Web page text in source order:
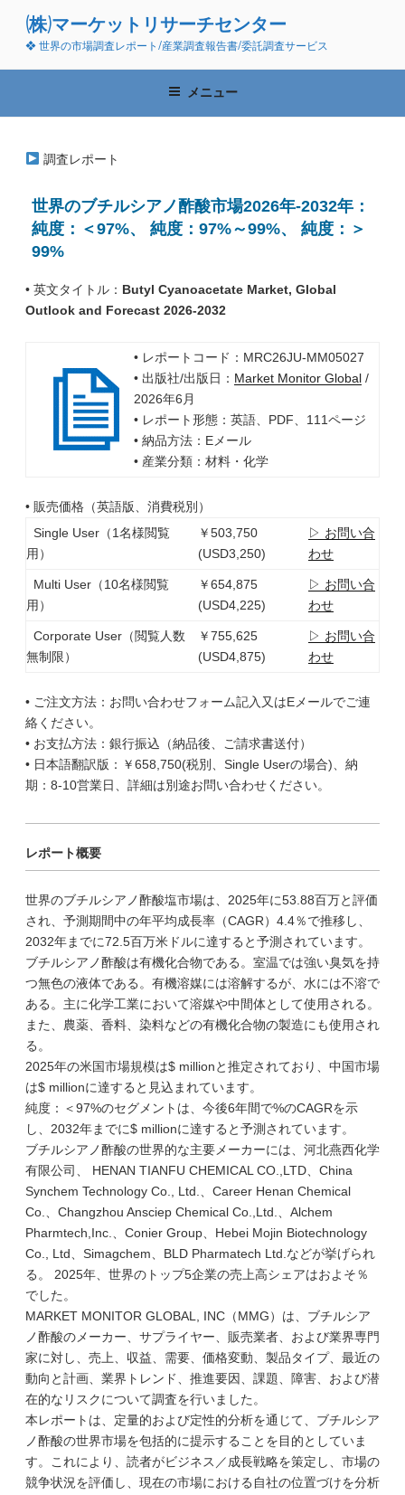
ン
(株)マーケットリサーチセンター
❖ 世界の市場調査レポート/産業調査報告書/委託調査サービス
メニュー
調査レポート
世界のブチルシアノ酢酸市場2026年-2032年：
純度：＜97%、 純度：97%～99%、 純度：＞
99%
• 英文タイトル： Butyl Cyanoacetate Market, Global
Outlook and Forecast 2026-2032
• レポートコード：MRC26JU-MM05027
• 出版社/出版日： Market Monitor Global/
2026年6月
• レポート形態：英語、PDF、111ページ
• 納品方法：Eメール
• 産業分類：材料・化学
• 販売価格（英語版、消費税別）
Single User（1名様閲覧
用）
￥503,750
(USD3,250)
▷ お問い合
わせ
Multi User（10名様閲覧
用）
￥654,875
(USD4,225)
▷ お問い合
わせ
Corporate User（閲覧人数
無制限）
￥755,625
(USD4,875)
▷ お問い合
わせ
• ご注文方法：お問い合わせフォーム記入又はEメールでご連
絡ください。
• お支払方法：銀行振込（納品後、ご請求書送付）
• 日本語翻訳版：￥658,750(税別、Single Userの場合)、納
期：8-10営業日、詳細は別途お問い合わせください。
レポート概要
世界のブチルシアノ酢酸塩市場は、2025年に53.88百万と評価
され、予測期間中の年平均成長率（CAGR）4.4％で推移し、
2032年までに72.5百万米ドルに達すると予測されています。
ブチルシアノ酢酸は有機化合物である。室温では強い臭気を持
つ無色の液体である。有機溶媒には溶解するが、水には不溶で
ある。主に化学工業において溶媒や中間体として使用される。
また、農薬、香料、染料などの有機化合物の製造にも使用され
る。
2025年の米国市場規模は$ millionと推定されており、中国市場
は$ millionに達すると見込まれています。
純度：＜97%のセグメントは、今後6年間で%のCAGRを示
し、2032年までに$ millionに達すると予測されています。
ブチルシアノ酢酸の世界的な主要メーカーには、河北燕西化学
有限公司、 HENAN TIANFU CHEMICAL CO.,LTD、China
Synchem Technology Co., Ltd.、Career Henan Chemical
Co.、Changzhou Ansciep Chemical Co.,Ltd.、Alchem
Pharmtech,Inc.、Conier Group、Hebei Mojin Biotechnology
Co., Ltd、Simagchem、BLD Pharmatech Ltd.などが挙げられ
る。 2025年、世界のトップ5企業の売上高シェアはおよそ％
でした。
MARKET MONITOR GLOBAL, INC（MMG）は、ブチルシア
ノ酢酸のメーカー、サプライヤー、販売業者、および業界専門
家に対し、売上、収益、需要、価格変動、製品タイプ、最近の
動向と計画、業界トレンド、推進要因、課題、障害、および潜
在的なリスクについて調査を行いました。
本レポートは、定量的および定性的分析を通じて、ブチルシア
ノ酢酸の世界市場を包括的に提示することを目的としていま
す。これにより、読者がビジネス／成長戦略を策定し、市場の
競争状況を評価し、現在の市場における自社の位置づけを分析